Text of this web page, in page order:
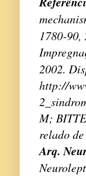
1780-
2002.
http://
M;
relado
Arq.